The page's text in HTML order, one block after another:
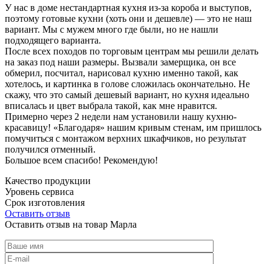
У нас в доме нестандартная кухня из-за короба и выступов,
поэтому готовые кухни (хоть они и дешевле) — это не наш
вариант. Мы с мужем много где были, но не нашли
подходящего варианта.
После всех походов по торговым центрам мы решили делать
на заказ под наши размеры. Вызвали замерщика, он все
обмерил, посчитал, нарисовал кухню именно такой, как
хотелось, и картинка в голове сложилась окончательно. Не
скажу, что это самый дешевый вариант, но кухня идеально
вписалась и цвет выбрала такой, как мне нравится.
Примерно через 2 недели нам установили нашу кухню-
красавицу! «Благодаря» нашим кривым стенам, им пришлось
помучиться с монтажом верхних шкафчиков, но результат
получился отменный.
Большое всем спасибо! Рекомендую!
Качество продукции
Уровень сервиса
Срок изготовления
Оставить отзыв
Оставить отзыв на товар Марла